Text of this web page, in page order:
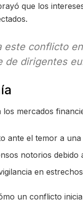
que los
conflicto
de dirigentes
mercados
ante el temor a
notorios debido
en
un conflicto